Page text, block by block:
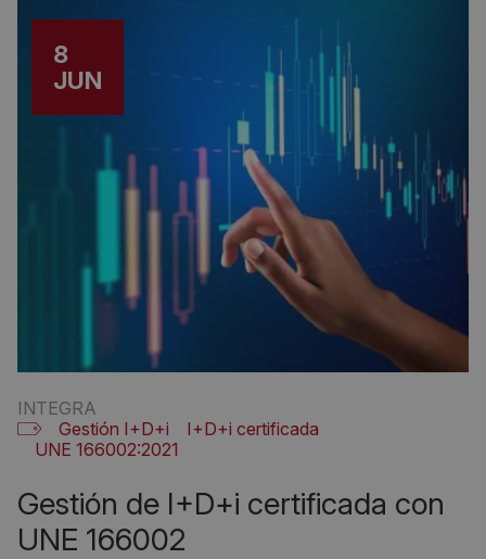
8
JUN
INTEGRA
Gestión I+D+i
I+D+i certificada
UNE 166002:2021
Gestión de I+D+i certificada con
UNE 166002